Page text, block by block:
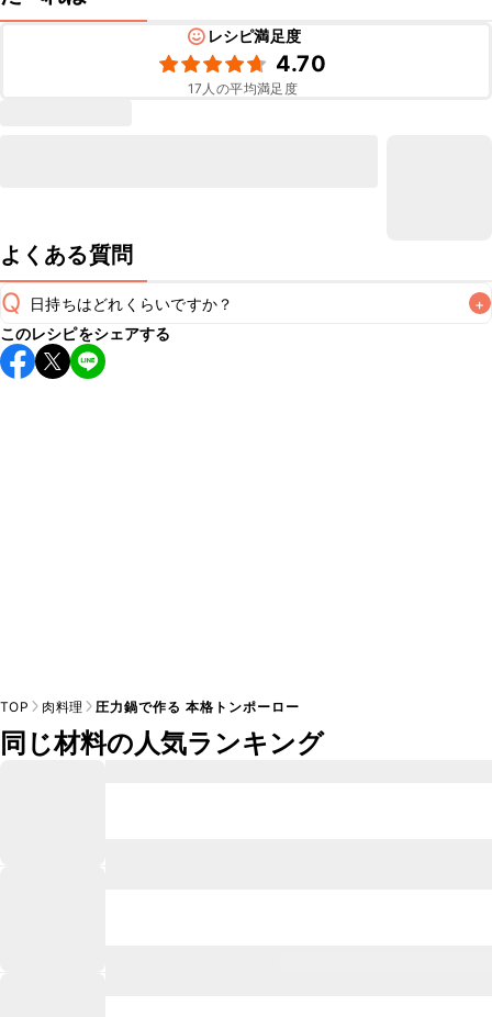
レシピ満足度
4.70
17 人の平均満足度
よくある質問
Q 日持ちはどれくらいですか？ +
保存期間は冷蔵で翌日中が目安です。なるべくお早めにお召
し上がりください。
このレシピをシェアする
TOP 肉料理 圧力鍋で作る 本格トンポーロー
同じ材料の人気ランキング